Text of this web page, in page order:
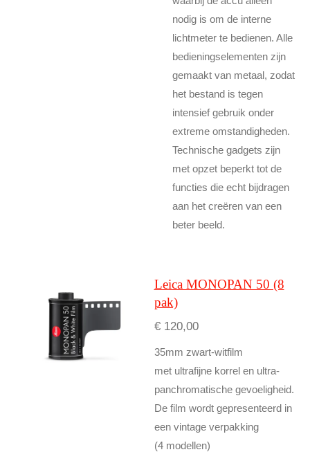
nodig is om de interne
lichtmeter te bedienen. Alle
bedieningselementen zijn
gemaakt van metaal, zodat
het bestand is tegen
intensief gebruik onder
extreme omstandigheden.
Technische gadgets zijn
met opzet beperkt tot de
functies die echt bijdragen
aan het creëren van een
beter beeld.
Leica MONOPAN 50 (8
pak)
€ 120,00
35mm zwart-witfilm
met ultrafijne korrel en ultra-
panchromatische gevoeligheid.
De film wordt gepresenteerd in
een vintage verpakking
(4 modellen)